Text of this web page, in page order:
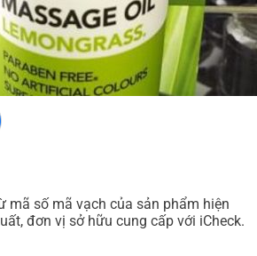
mã số mã vạch của sản phẩm hiện
đơn vị sở hữu cung cấp với iCheck.